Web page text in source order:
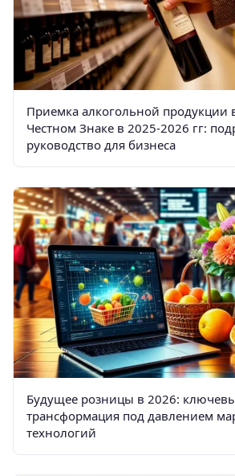
Приемка алкогольной продукции
Честном Знаке в 2025-2026 гг:
руководство для бизнеса
Будущее розницы в 2026:
трансформация под давлением
технологий